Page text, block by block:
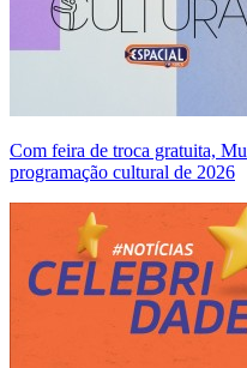
Com feira de troca gratuita,
programação cultural de 2026